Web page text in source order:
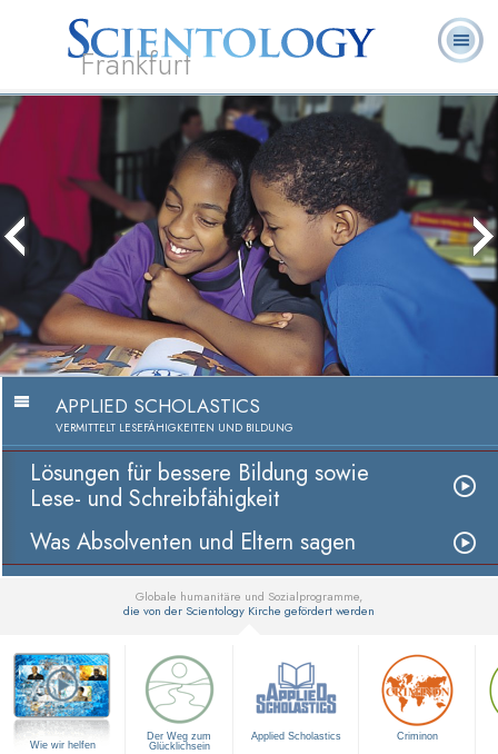
Frankfurt
L. Ron
Hubbard
Was ist
Scientology?
Ehrenamtliche
Geistliche
Häufig gestellte
Fragen
Bücher
APPLIED SCHOLASTICS
VERMITTELT LESEFÄHIGKEITEN UND BILDUNG
Lösungen für bessere Bildung sowie
Lese- und Schreibfähigkeit
Was Absolventen und Eltern sagen
Globale humanitäre und Sozialprogramme,
die von der Scientology Kirche gefördert werden
Wie wir helfen
Der Weg zum
Glücklichsein
Applied Scholastics Criminon